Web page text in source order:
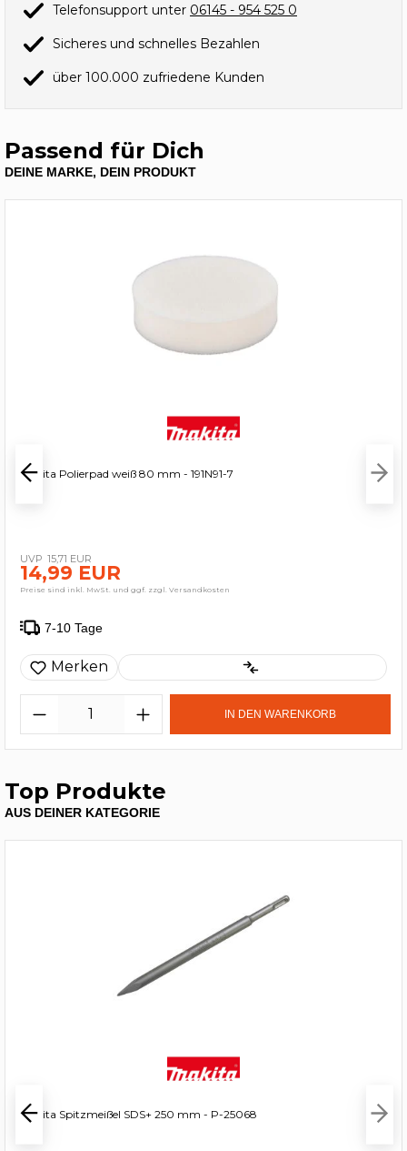
Telefonsupport unter 06145 - 954 525 0
Sicheres und schnelles Bezahlen
über 100.000 zufriedene Kunden
Passend für Dich
DEINE MARKE, DEIN PRODUKT
Makita Polierpad weiß 80 mm - 191N91-7
15,71 EUR
14,99 EUR
Preise sind inkl. MwSt. und ggf. zzgl. Versandkosten
7-10 Tage
Merken
IN DEN WARENKORB
Top Produkte
AUS DEINER KATEGORIE
Makita Spitzmeißel SDS+ 250 mm - P-25068